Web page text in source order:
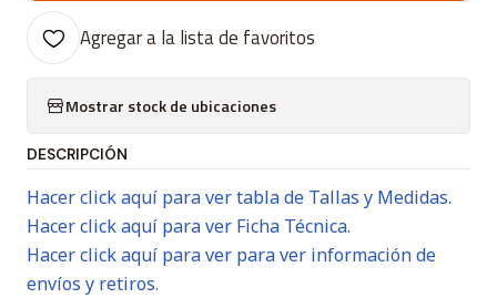
Agregar a la lista de favoritos
Mostrar stock de ubicaciones
DESCRIPCIÓN
Hacer click aquí para ver tabla de Tallas y Medidas.
Hacer click aquí para ver Ficha Técnica.
Hacer click aquí para ver para ver información de
envíos y retiros.